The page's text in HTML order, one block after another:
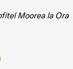
Moorea la Ora